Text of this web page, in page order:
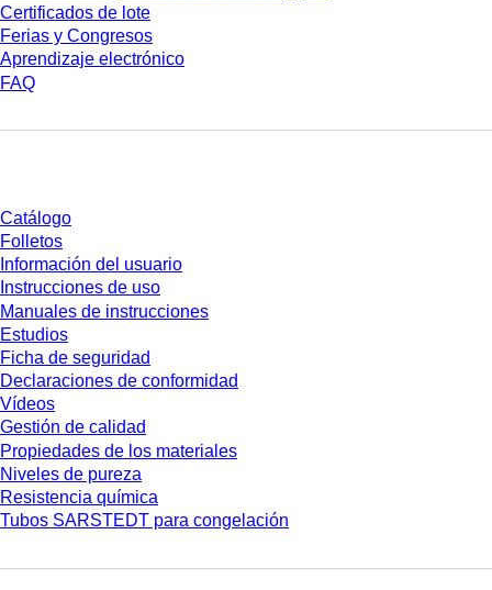
Certificados de lote
Ferias y Congresos
Aprendizaje electrónico
FAQ
Catálogo
Folletos
Información del usuario
Instrucciones de uso
Manuales de instrucciones
Estudios
Ficha de seguridad
Declaraciones de conformidad
Vídeos
Gestión de calidad
Propiedades de los materiales
Niveles de pureza
Resistencia química
Tubos SARSTEDT para congelación